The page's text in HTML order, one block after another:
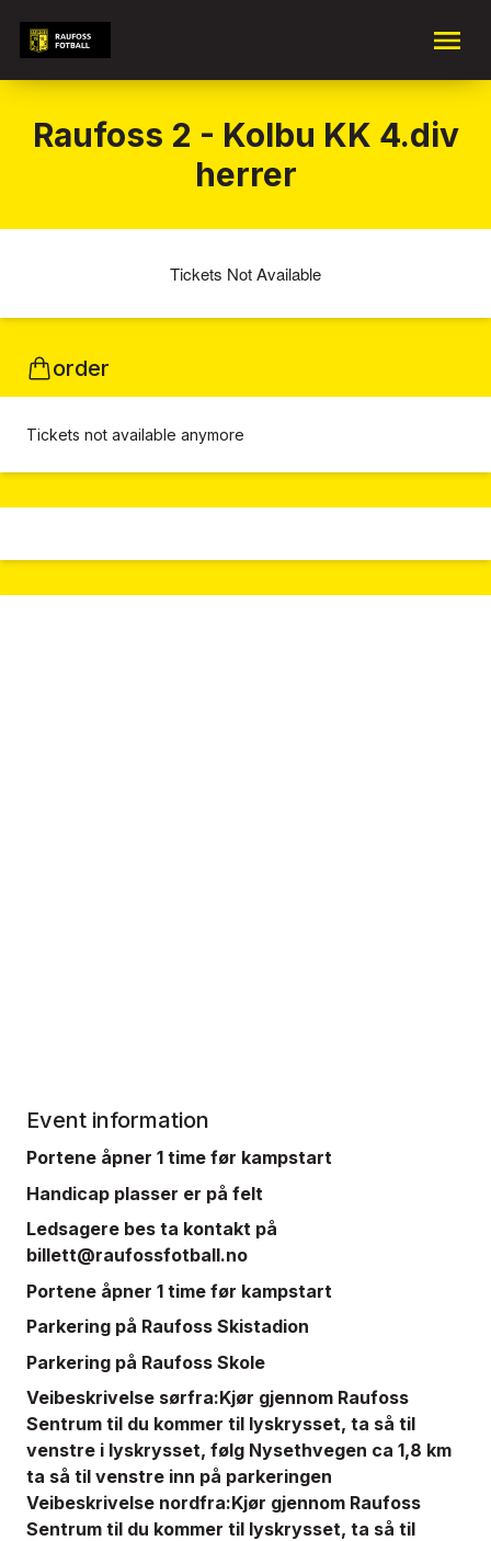
Raufoss 2 - Kolbu KK 4.div
herrer
Tickets Not Available
order
Tickets not available anymore
Event information
Portene åpner 1 time før kampstart
Handicap plasser er på felt
Ledsagere bes ta kontakt på
billett@raufossfotball.no
Portene åpner 1 time før kampstart
Parkering på Raufoss Skistadion
Parkering på Raufoss Skole
Veibeskrivelse sørfra:Kjør gjennom Raufoss
Sentrum til du kommer til lyskrysset, ta så til
venstre i lyskrysset, følg Nysethvegen ca 1,8 km
ta så til venstre inn på parkeringen
Veibeskrivelse nordfra:Kjør gjennom Raufoss
Sentrum til du kommer til lyskrysset, ta så til